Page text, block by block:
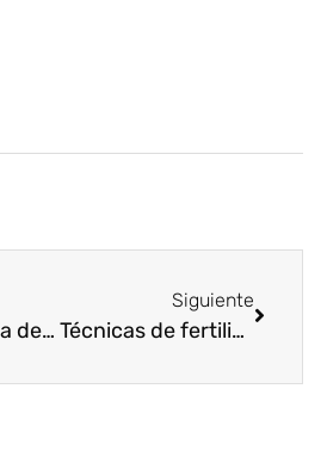
La importancia de la fertilización en el cultivo de maíz
Siguiente
Técnicas de fertilización para viñedos en verano